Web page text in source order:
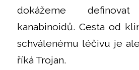
dokážeme
kanabinoidů. Cesta od
schválenému léčivu je
říká Trojan.